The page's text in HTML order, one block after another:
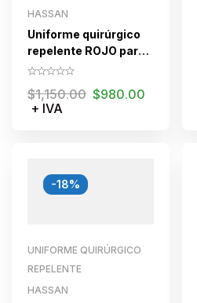
HASSAN
Uniforme quirúrgico
repelente ROJO para
dama
$1,150.00 $980.00
+ IVA
-18%
UNIFORME QUIRÚRGICO
REPELENTE
HASSAN